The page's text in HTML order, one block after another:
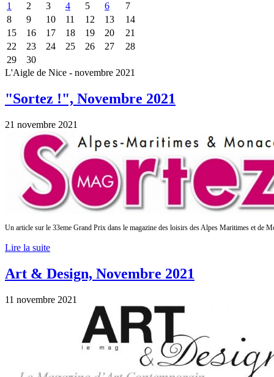
1
2 3 4 5 6
7
8
9 10 11 12 13
14
15
16 17 18 19 20
21
22
23 24 25 26 27
28
29
30
L'Aigle de Nice - novembre 2021
"Sortez !", Novembre 2021
21 novembre 2021
Un article sur le 33eme Grand Prix dans le magazine des loisirs des Alpes Maritimes et de
Lire la suite
Art & Design, Novembre 2021
11 novembre 2021